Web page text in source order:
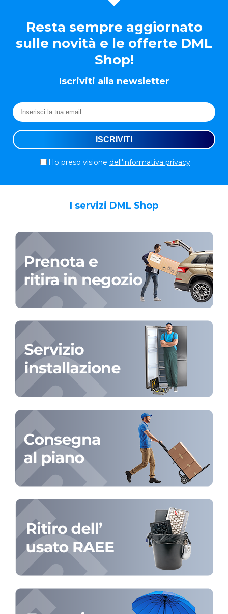
Resta sempre aggiornato
sulle novità e le offerte DML
Shop!
Iscriviti alla newsletter
Ho preso visione dell'informativa privacy
I servizi DML Shop